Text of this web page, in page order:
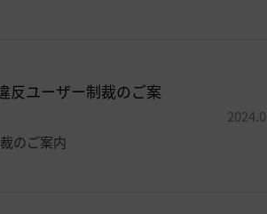
反ユーザー制裁のご案
のご案内